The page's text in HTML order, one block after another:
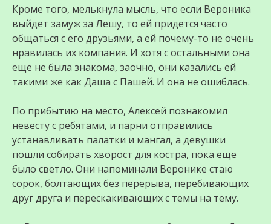
Кроме того, мелькнула мысль, что если Вероника
выйдет замуж за Лешу, то ей придется часто
общаться с его друзьями, а ей почему-то не очень
нравилась их компания. И хотя с остальными она
еще не была знакома, заочно, они казались ей
такими же как Даша с Пашей. И она не ошиблась.
По прибытию на место, Алексей познакомил
невесту с ребятами, и парни отправились
устанавливать палатки и мангал, а девушки
пошли собирать хворост для костра, пока еще
было светло. Они напоминали Веронике стаю
сорок, болтающих без перерыва, перебивающих
друг друга и перескакивающих с темы на тему.